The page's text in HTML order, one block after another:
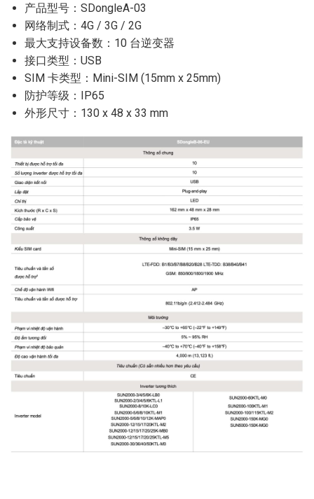
产品型号：SDongleA-03
网络制式：4G / 3G / 2G
最大支持设备数：10 台逆变器
接口类型：USB
SIM 卡类型：Mini-SIM (15mm x 25mm)
防护等级：IP65
外形尺寸：130 x 48 x 33 mm